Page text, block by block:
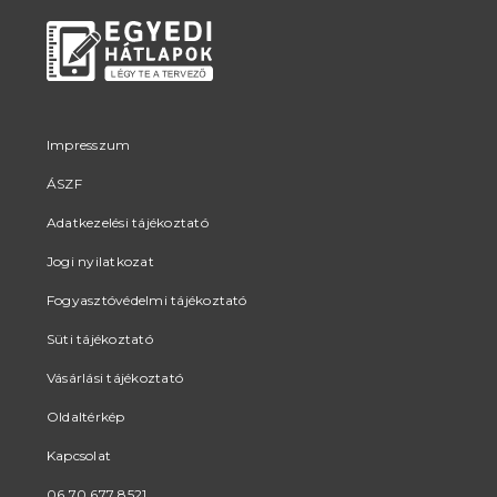
Impresszum
ÁSZF
Adatkezelési tájékoztató
Jogi nyilatkozat
Fogyasztóvédelmi tájékoztató
Süti tájékoztató
Vásárlási tájékoztató
Oldaltérkép
Kapcsolat